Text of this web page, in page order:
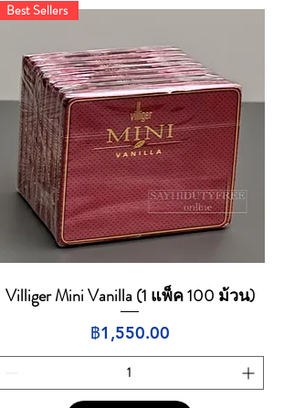
ดูข้อมูลด่วน
Best Sellers
Villiger Mini Vanilla (1 แพ็ค 100 ม้วน)
ราคา
฿1,550.00